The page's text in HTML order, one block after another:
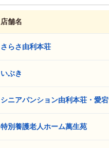
店舗名
さらさ由利本荘
いぶき
シニアパンション由利本荘・愛宕
特別養護老人ホーム萬生苑